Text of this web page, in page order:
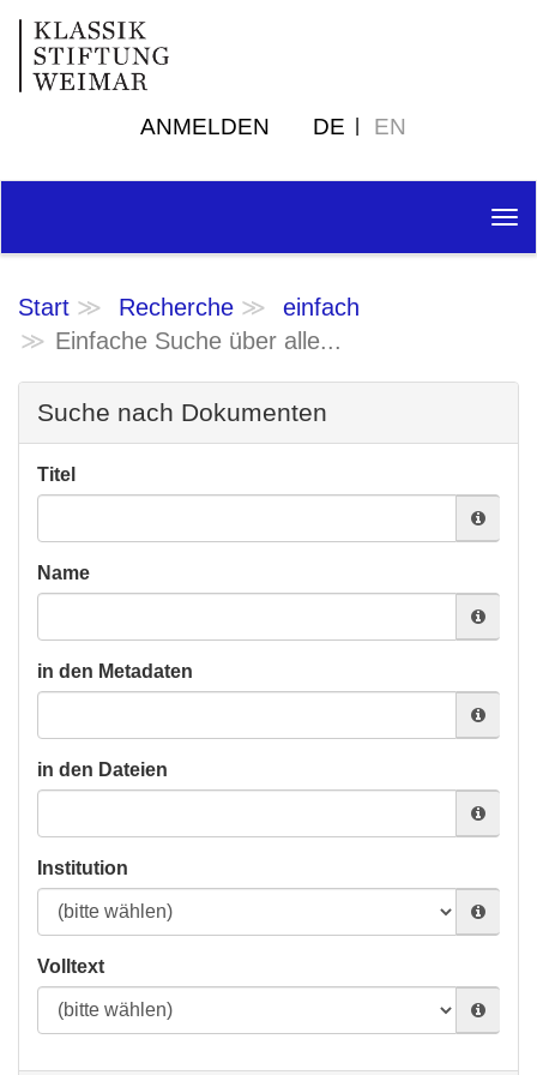
ANMELDEN DE EN
Start Recherche
einfach
Einfache Suche über alle...
Suche nach Dokumenten
Titel
Name
in den Metadaten
in den Dateien
Institution
Volltext